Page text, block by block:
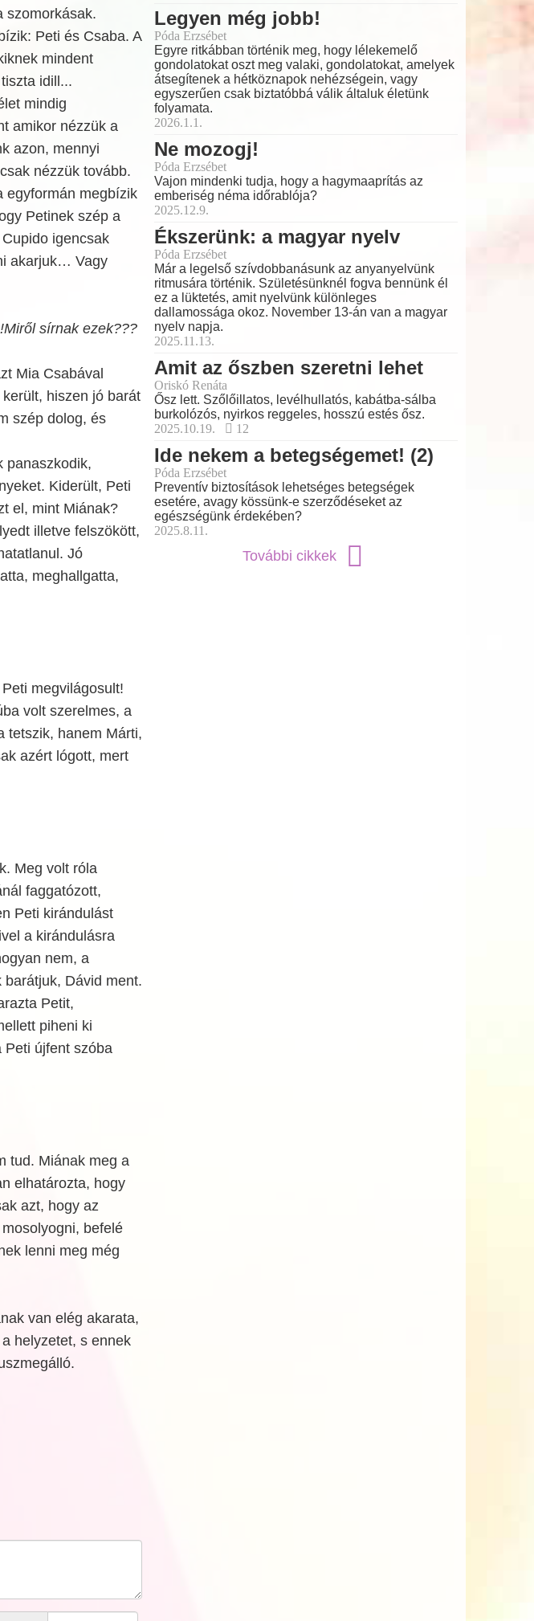
szomorkásak.
Peti és Csaba. A
mindent
idill...
mindig
amikor nézzük a
azon, mennyi
nézzük tovább.
egyformán megbízik
Petinek szép a
igencsak
akarjuk… Vagy
sírnak ezek???
Mia Csabával
hiszen jó barát
szép dolog, és
panaszkodik,
Kiderült, Peti
el, mint Miának?
illetve felszökött,
Jó
meghallgatta,
megvilágosult!
volt szerelmes, a
tetszik, hanem Márti,
azért lógott, mert
Meg volt róla
faggatózott,
Peti kirándulást
a kirándulásra
nem, a
Dávid ment.
Petit,
piheni ki
Peti újfent szóba
tud. Miának meg a
elhatározta, hogy
azt, hogy az
befelé
lenni meg még
van elég akarata,
helyzetet, s ennek
Legyen még jobb!
Póda Erzsébet
Egyre ritkábban történik meg, hogy lélekemelő
gondolatokat oszt meg valaki, gondolatokat, amelyek
átsegítenek a hétköznapok nehézségein, vagy
egyszerűen csak biztatóbbá válik általuk életünk
folyamata.
2026.1.1.
Ne mozogj!
Póda Erzsébet
Vajon mindenki tudja, hogy a hagymaaprítás az
emberiség néma időrablója?
2025.12.9.
Ékszerünk: a magyar nyelv
Póda Erzsébet
Már a legelső szívdobbanásunk az anyanyelvünk
ritmusára történik. Születésünknél fogva bennünk él
ez a lüktetés, amit nyelvünk különleges
dallamossága okoz. November 13-án van a magyar
nyelv napja.
2025.11.13.
Amit az őszben szeretni lehet
Oriskó Renáta
Ősz lett. Szőlőillatos, levélhullatós, kabátba-sálba
burkolózós, nyirkos reggeles, hosszú estés ősz.
2025.10.19.
12
Ide nekem a betegségemet! (2)
Póda Erzsébet
Preventív biztosítások lehetséges betegségek
esetére, avagy kössünk-e szerződéseket az
egészségünk érdekében?
2025.8.11.
További cikkek